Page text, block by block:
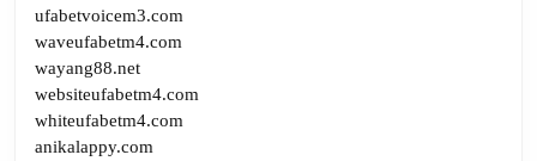
ufabetvoicem3.com
waveufabetm4.com
wayang88.net
websiteufabetm4.com
whiteufabetm4.com
anikalappy.com